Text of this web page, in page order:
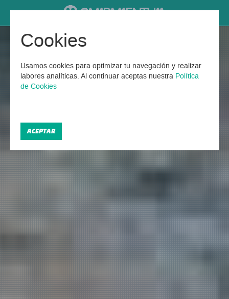
Cookies
Usamos cookies para optimizar tu navegación y realizar
labores analíticas. Al continuar aceptas nuestra Política
de Cookies
ACEPTAR